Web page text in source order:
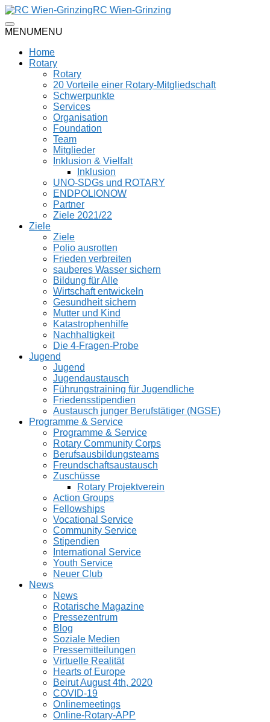
RC Wien-Grinzing
MENUMENU
Home
Rotary
Rotary
20 Vorteile einer Rotary-Mitgliedschaft
Schwerpunkte
Services
Organisation
Foundation
Team
Mitglieder
Inklusion & Vielfalt
Inklusion
UNO-SDGs und ROTARY
ENDPOLIONOW
Partner
Ziele 2021/22
Ziele
Ziele
Polio ausrotten
Frieden verbreiten
sauberes Wasser sichern
Bildung für Alle
Wirtschaft entwickeln
Gesundheit sichern
Mutter und Kind
Katastrophenhilfe
Nachhaltigkeit
Die 4-Fragen-Probe
Jugend
Jugend
Jugendaustausch
Führungstraining für Jugendliche
Friedensstipendien
Austausch junger Berufstätiger (NGSE)
Programme & Service
Programme & Service
Rotary Community Corps
Berufsausbildungsteams
Freundschaftsaustausch
Zuschüsse
Rotary Projektverein
Action Groups
Fellowships
Vocational Service
Community Service
Stipendien
International Service
Youth Service
Neuer Club
News
News
Rotarische Magazine
Pressezentrum
Blog
Soziale Medien
Pressemitteilungen
Virtuelle Realität
Hearts of Europe
Beirut August 4th, 2020
COVID-19
Onlinemeetings
Online-Rotary-APP